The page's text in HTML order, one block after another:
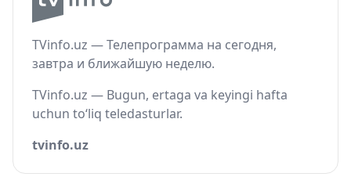
TVinfo.uz — Телепрограмма на сегодня,
завтра и ближайшую неделю.
TVinfo.uz — Bugun, ertaga va keyingi hafta
uchun to‘liq teledasturlar.
tvinfo.uz